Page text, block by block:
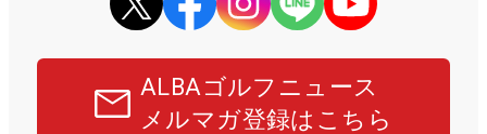
ALBAゴルフニュース
メルマガ登録はこちら